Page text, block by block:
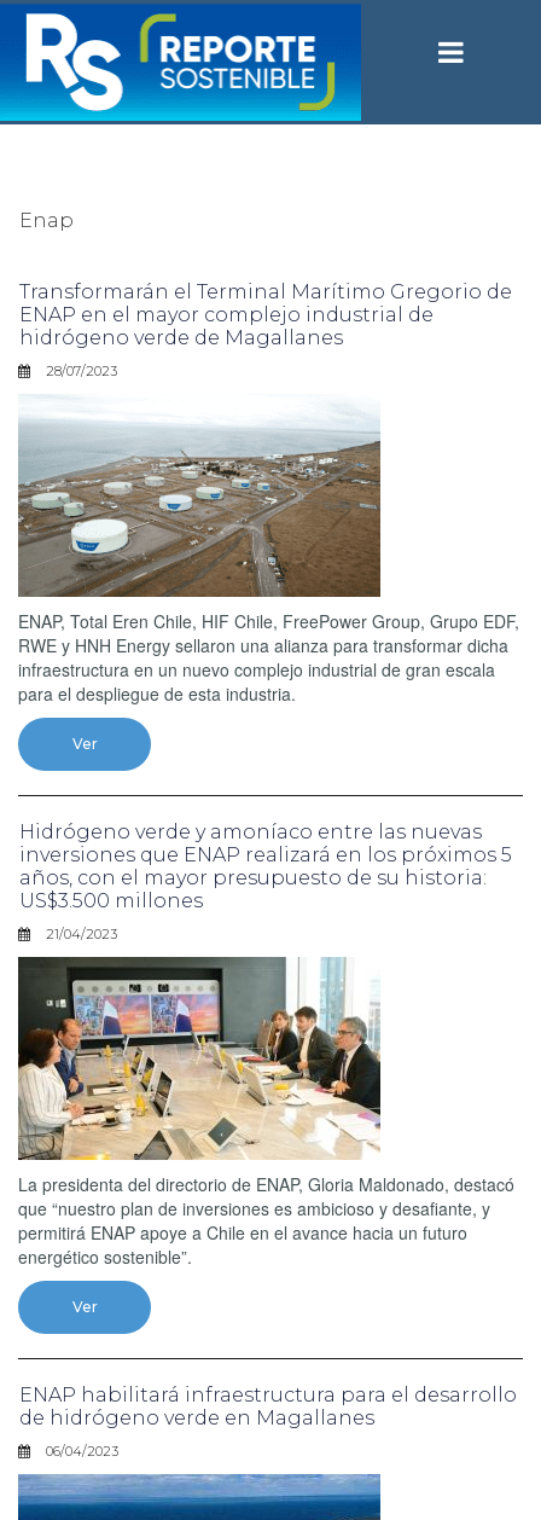
Enap
Transformarán el Terminal Marítimo Gregorio de
ENAP en el mayor complejo industrial de
hidrógeno verde de Magallanes
28/07/2023
ENAP, Total Eren Chile, HIF Chile, FreePower Group, Grupo EDF,
RWE y HNH Energy sellaron una alianza para transformar dicha
infraestructura en un nuevo complejo industrial de gran escala
para el despliegue de esta industria.
Ver
Hidrógeno verde y amoníaco entre las nuevas
inversiones que ENAP realizará en los próximos 5
años, con el mayor presupuesto de su historia:
US$3.500 millones
21/04/2023
La presidenta del directorio de ENAP, Gloria Maldonado, destacó
que “nuestro plan de inversiones es ambicioso y desafiante, y
permitirá ENAP apoye a Chile en el avance hacia un futuro
energético sostenible”.
Ver
ENAP habilitará infraestructura para el desarrollo
de hidrógeno verde en Magallanes
06/04/2023